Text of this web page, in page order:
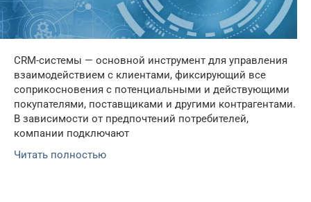
CRM-системы — основной инструмент для управления
взаимодействием с клиентами, фиксирующий все
соприкосновения с потенциальными и действующими
покупателями, поставщиками и другими контрагентами.
В зависимости от предпочтений потребителей,
компании подключают
Читать полностью